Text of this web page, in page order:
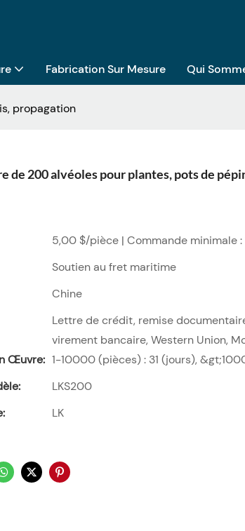
Fabrication Sur Mesure Qui
propagation
de 200 alvéoles pour plantes, pots de
5,00 $/pièce | Commande minimale :
Soutien au fret maritime
Chine
Lettre de crédit, remise
virement bancaire, Western Union,
Œuvre: 1-10000 (pièces) : 31 (jours),
LKS200
LK